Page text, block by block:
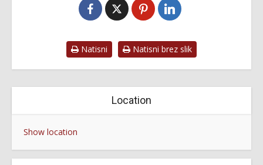
Natisni Natisni brez slik
Location
Show location